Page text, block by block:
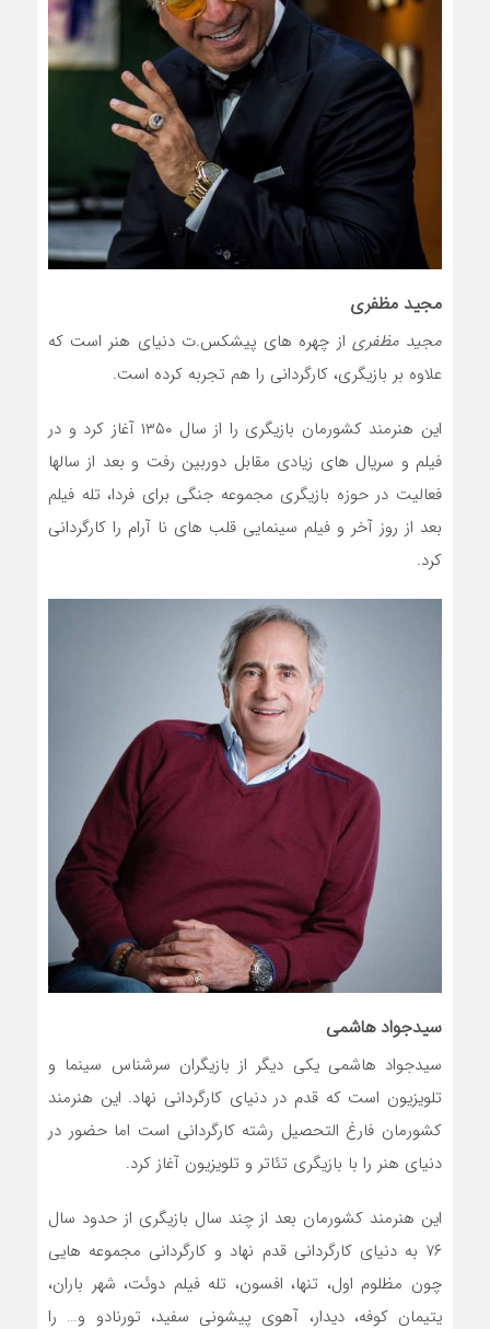
مجید مظفری
مجید مظفری از چهره های پیشکس.ت دنیای هنر است که
علاوه بر بازیگری، کارگردانی را هم تجربه کرده است.
این هنرمند کشورمان بازیگری را از سال ۱۳۵۰ آغاز کرد و در
فیلم و سریال های زیادی مقابل دوربین رفت و بعد از سالها
فعالیت در حوزه بازیگری مجموعه جنگی برای فردا، تله فیلم
بعد از روز آخر و فیلم سینمایی قلب های نا آرام را کارگردانی
کرد.
سیدجواد هاشمی
سیدجواد هاشمی یکی دیگر از بازیگران سرشناس سینما و
تلویزیون است که قدم در دنیای کارگردانی نهاد. این هنرمند
کشورمان فارغ التحصیل رشته کارگردانی است اما حضور در
دنیای هنر را با بازیگری تئاتر و تلویزیون آغاز کرد.
این هنرمند کشورمان بعد از چند سال بازیگری از حدود سال
۷۶ به دنیای کارگردانی قدم نهاد و کارگردانی مجموعه هایی
چون مظلوم اول، تنها، افسون، تله فیلم دوئت، شهر باران،
یتیمان کوفه، دیدار، آهوی پیشونی سفید، تورنادو و… را